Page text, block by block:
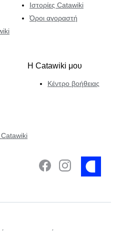
Ιστορίες Catawiki
Όροι αγοραστή
Catawiki
Η Catawiki μου
Κέντρο βοήθειας